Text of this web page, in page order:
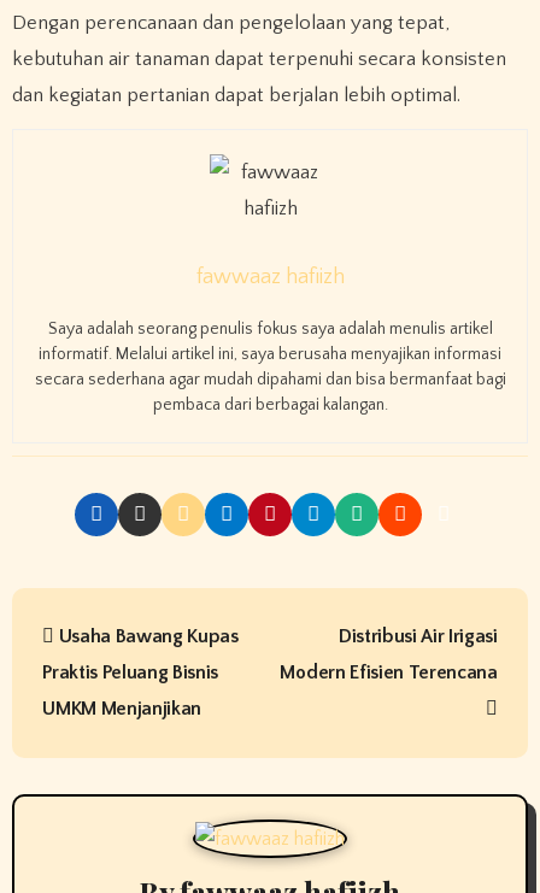
Dengan perencanaan dan pengelolaan yang tepat,
kebutuhan air tanaman dapat terpenuhi secara konsisten
dan kegiatan pertanian dapat berjalan lebih optimal.
fawwaaz hafiizh
Saya adalah seorang penulis fokus saya adalah menulis artikel
informatif. Melalui artikel ini, saya berusaha menyajikan informasi
secara sederhana agar mudah dipahami dan bisa bermanfaat bagi
pembaca dari berbagai kalangan.
P
t
n
Usaha Bawang Kupas
Praktis Peluang Bisnis
UMKM Menjanjikan
Distribusi Air Irigasi
Modern Efisien Terencana